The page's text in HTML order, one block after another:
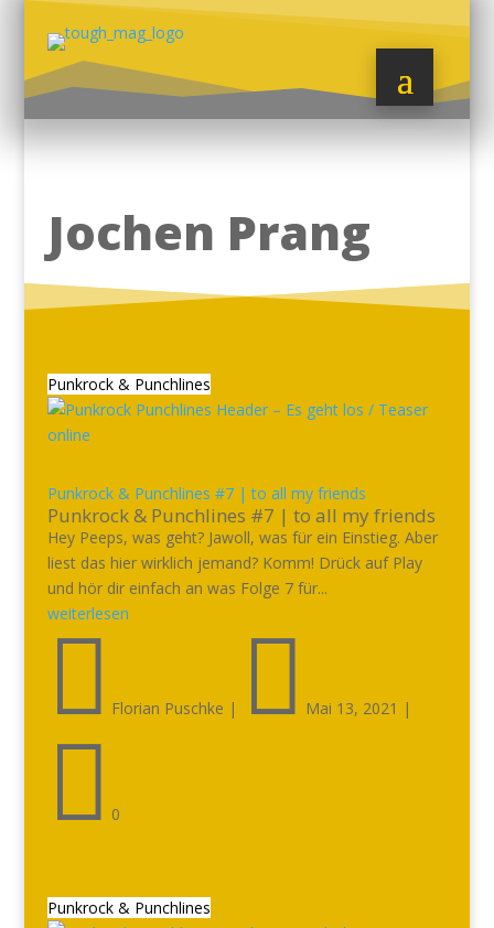
Jochen Prang
Punkrock & Punchlines
Punkrock & Punchlines #7 | to all my friends
Punkrock & Punchlines #7 | to all my friends
Hey Peeps, was geht? Jawoll, was für ein Einstieg. Aber
liest das hier wirklich jemand? Komm! Drück auf Play
und hör dir einfach an was Folge 7 für...
weiterlesen
 Florian Puschke |  Mai 13, 2021 |
 0
Punkrock & Punchlines